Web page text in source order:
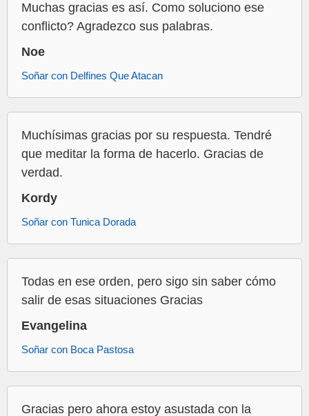
Muchas gracias es así. Como soluciono ese
conflicto? Agradezco sus palabras.
Noe
Soñar con Delfines Que Atacan
Muchísimas gracias por su respuesta. Tendré
que meditar la forma de hacerlo. Gracias de
verdad.
Kordy
Soñar con Tunica Dorada
Todas en ese orden, pero sigo sin saber cómo
salir de esas situaciones Gracias
Evangelina
Soñar con Boca Pastosa
Gracias pero ahora estoy asustada con la